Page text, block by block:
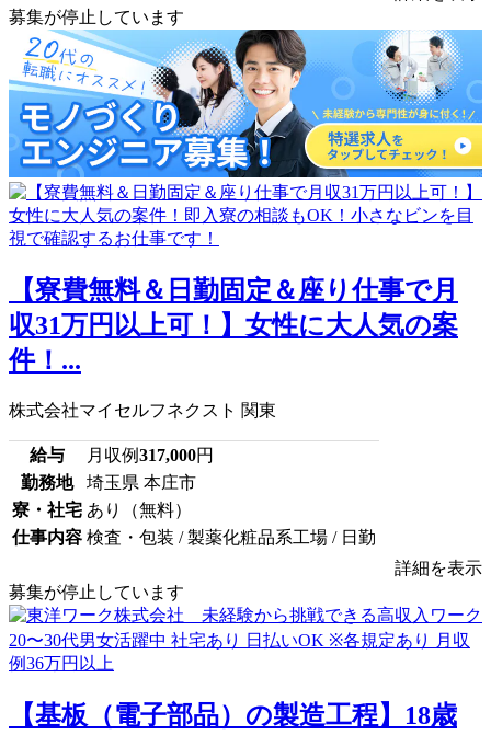
募集が停止しています
【寮費無料＆日勤固定＆座り仕事で月
収31万円以上可！】女性に大人気の案
件！...
株式会社マイセルフネクスト 関東
給与 月収例317,000円
勤務地
埼玉県 本庄市
寮・社宅 あり（無料）
仕事内容 検査・包装 / 製薬化粧品系工場 / 日勤
詳細を表示
募集が停止しています
【基板（電子部品）の製造工程】18歳